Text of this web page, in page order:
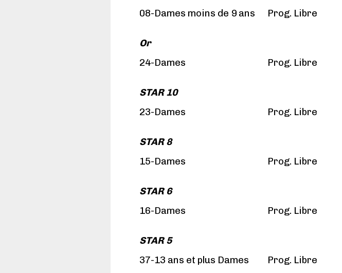
08-Dames moins de 9 ans
Prog. Libre
Or
24-Dames
Prog. Libre
STAR 10
23-Dames
Prog. Libre
STAR 8
15-Dames
Prog. Libre
STAR 6
16-Dames
Prog. Libre
STAR 5
37-13 ans et plus Dames
Prog. Libre